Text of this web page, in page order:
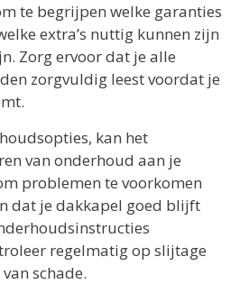
te begrijpen welke garanties
extra’s nuttig kunnen zijn
Zorg ervoor dat je alle
zorgvuldig leest voordat je
kan het
van onderhoud aan je
problemen te voorkomen
dat je dakkapel goed blijft
regelmatig op slijtage
schade.